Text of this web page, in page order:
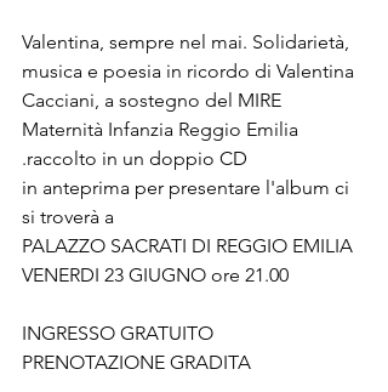
Valentina, sempre nel mai. Solidarietà,
musica e poesia in ricordo di Valentina
Cacciani, a sostegno del MIRE
Maternità Infanzia Reggio Emilia
.raccolto in un doppio CD
in anteprima per presentare l'album ci
si troverà a
PALAZZO SACRATI DI REGGIO EMILIA
VENERDI 23 GIUGNO ore 21.00
INGRESSO GRATUITO
PRENOTAZIONE GRADITA